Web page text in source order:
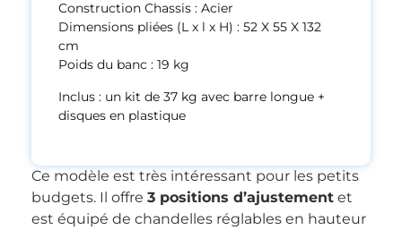
Construction Chassis : Acier
Dimensions pliées (L x l x H) : 52 X 55 X 132
cm
Poids du banc : 19 kg
Inclus : un kit de 37 kg avec barre longue +
disques en plastique
Ce modèle est très intéressant pour les petits
budgets. Il offre 3 positions d’ajustement et
est équipé de chandelles réglables en hauteur